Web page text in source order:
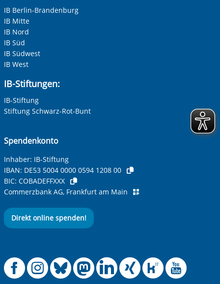
IB Berlin-Brandenburg
IB Mitte
IB Nord
IB Süd
IB Südwest
IB West
IB-Stiftungen:
IB-Stiftung
Stiftung Schwarz-Rot-Bunt
Spendenkonto
Inhaber: IB-Stiftung
IBAN: DE53 5004 0000 0594 1208 00
BIC: COBADEFFXXX
Commerzbank AG, Frankfurt am Main
Direkt online spenden!
Offizielle
Offizielle
Offizielle
Offizielle
Offizielle